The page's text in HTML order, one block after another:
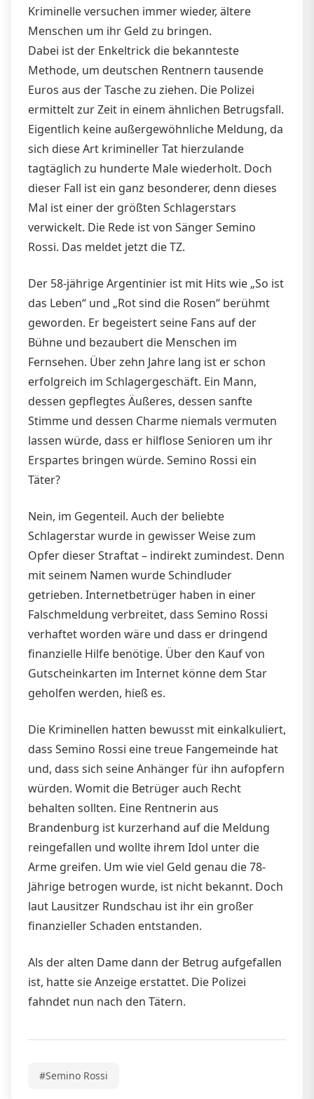
Kriminelle versuchen immer wieder, ältere
Menschen um ihr Geld zu bringen.
Dabei ist der Enkeltrick die bekannteste
Methode, um deutschen Rentnern tausende
Euros aus der Tasche zu ziehen. Die Polizei
ermittelt zur Zeit in einem ähnlichen Betrugsfall.
Eigentlich keine außergewöhnliche Meldung, da
sich diese Art krimineller Tat hierzulande
tagtäglich zu hunderte Male wiederholt. Doch
dieser Fall ist ein ganz besonderer, denn dieses
Mal ist einer der größten Schlagerstars
verwickelt. Die Rede ist von Sänger Semino
Rossi. Das meldet jetzt die TZ.
Der 58-jährige Argentinier ist mit Hits wie „So ist
das Leben“ und „Rot sind die Rosen“ berühmt
geworden. Er begeistert seine Fans auf der
Bühne und bezaubert die Menschen im
Fernsehen. Über zehn Jahre lang ist er schon
erfolgreich im Schlagergeschäft. Ein Mann,
dessen gepflegtes Äußeres, dessen sanfte
Stimme und dessen Charme niemals vermuten
lassen würde, dass er hilflose Senioren um ihr
Erspartes bringen würde. Semino Rossi ein
Täter?
Nein, im Gegenteil. Auch der beliebte
Schlagerstar wurde in gewisser Weise zum
Opfer dieser Straftat – indirekt zumindest. Denn
mit seinem Namen wurde Schindluder
getrieben. Internetbetrüger haben in einer
Falschmeldung verbreitet, dass Semino Rossi
verhaftet worden wäre und dass er dringend
finanzielle Hilfe benötige. Über den Kauf von
Gutscheinkarten im Internet könne dem Star
geholfen werden, hieß es.
Die Kriminellen hatten bewusst mit einkalkuliert,
dass Semino Rossi eine treue Fangemeinde hat
und, dass sich seine Anhänger für ihn aufopfern
würden. Womit die Betrüger auch Recht
behalten sollten. Eine Rentnerin aus
Brandenburg ist kurzerhand auf die Meldung
reingefallen und wollte ihrem Idol unter die
Arme greifen. Um wie viel Geld genau die 78-
Jährige betrogen wurde, ist nicht bekannt. Doch
laut Lausitzer Rundschau ist ihr ein großer
finanzieller Schaden entstanden.
Als der alten Dame dann der Betrug aufgefallen
ist, hatte sie Anzeige erstattet. Die Polizei
fahndet nun nach den Tätern.
#Semino Rossi